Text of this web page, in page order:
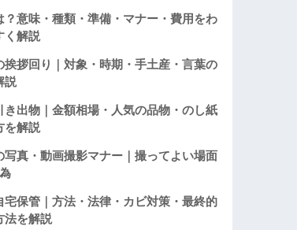
？意味・種類・準備・マナー・費用をわ
く解説
挨拶回り｜対象・時期・手土産・言葉の
説
き出物｜金額相場・人気の品物・のし紙
を解説
写真・動画撮影マナー｜撮ってよい場面
宅保管｜方法・法律・カビ対策・最終的
法を解説